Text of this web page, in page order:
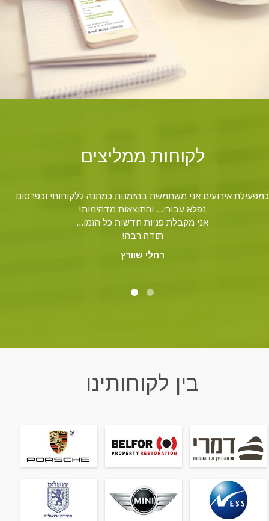
לקוחות ממליצים
כמפעילת אירועים אני משתמשת בהזמנות כמתנה ללקוחותי וכפרסום
נפלא עבורי... והתוצאות מדהימות!
אני מקבלת פניות חדשות כל הזמן...
תודה רבה!
רחלי שוורץ
בין לקוחותינו